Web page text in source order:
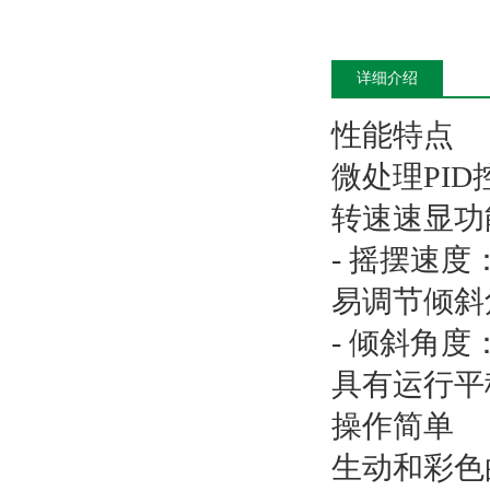
详细介绍
性能特点
微处理PID
转速速显
- 摇摆速度
易调节倾
- 倾斜角度
具有运行
操作简单
生动和彩